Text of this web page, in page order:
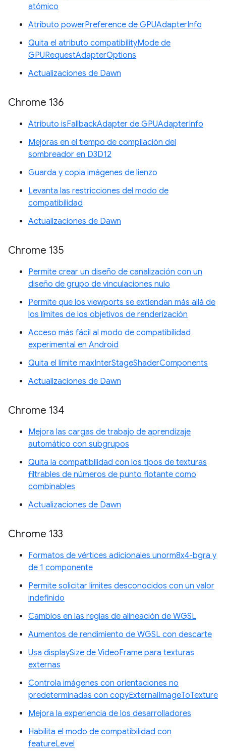
atómico
Atributo powerPreference de GPUAdapterInfo
Quita el atributo compatibilityMode de
GPURequestAdapterOptions
Actualizaciones de Dawn
Chrome 136
Atributo isFallbackAdapter de GPUAdapterInfo
Mejoras en el tiempo de compilación del
sombreador en D3D12
Guarda y copia imágenes de lienzo
Levanta las restricciones del modo de
compatibilidad
Actualizaciones de Dawn
Chrome 135
Permite crear un diseño de canalización con un
diseño de grupo de vinculaciones nulo
Permite que los viewports se extiendan más allá de
los límites de los objetivos de renderización
Acceso más fácil al modo de compatibilidad
experimental en Android
Quita el límite maxInterStageShaderComponents
Actualizaciones de Dawn
Chrome 134
Mejora las cargas de trabajo de aprendizaje
automático con subgrupos
Quita la compatibilidad con los tipos de texturas
filtrables de números de punto flotante como
combinables
Actualizaciones de Dawn
Chrome 133
Formatos de vértices adicionales unorm8x4-bgra y
de 1 componente
Permite solicitar límites desconocidos con un valor
indefinido
Cambios en las reglas de alineación de WGSL
Aumentos de rendimiento de WGSL con descarte
Usa displaySize de VideoFrame para texturas
externas
Controla imágenes con orientaciones no
predeterminadas con copyExternalImageToTexture
Mejora la experiencia de los desarrolladores
Habilita el modo de compatibilidad con
featureLevel